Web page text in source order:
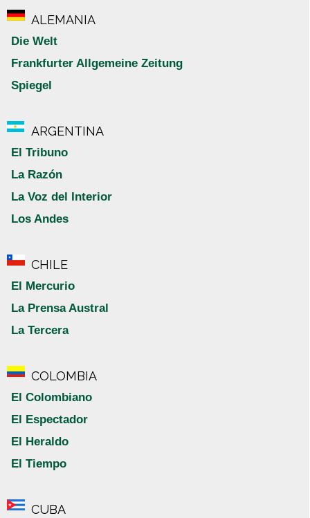
ALEMANIA
Die Welt
Frankfurter Allgemeine Zeitung
Spiegel
ARGENTINA
El Tribuno
La Razón
La Voz del Interior
Los Andes
CHILE
El Mercurio
La Prensa Austral
La Tercera
COLOMBIA
El Colombiano
El Espectador
El Heraldo
El Tiempo
CUBA